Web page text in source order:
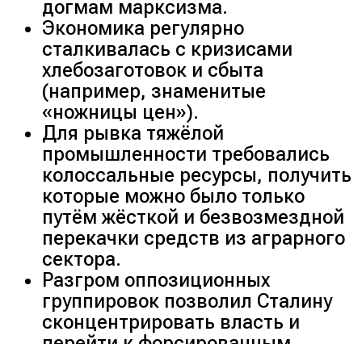
догмам марксизма.
Экономика регулярно
сталкивалась с кризисами
хлебозаготовок и сбыта
(например, знаменитые
«ножницы цен»).
Для рывка тяжёлой
промышленности требовались
колоссальные ресурсы, получить
которые можно было только
путём жёсткой и безвозмездной
перекачки средств из аграрного
сектора.
Разгром оппозиционных
группировок позволил Сталину
сконцентрировать власть и